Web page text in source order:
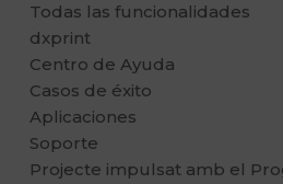
Todas las funcionalidades
dxprint
Centro de Ayuda
Casos de éxito
Aplicaciones
Soporte
Projecte impulsat amb el